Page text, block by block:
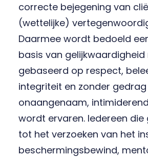
correcte bejegening van
(wettelijke)
Daarmee wordt bedoeld
basis van gelijkwaardigheid
gebaseerd op respect,
integriteit en zonder
onaangenaam,
wordt ervaren. Iedereen
tot het verzoeken van het
beschermingsbewind,